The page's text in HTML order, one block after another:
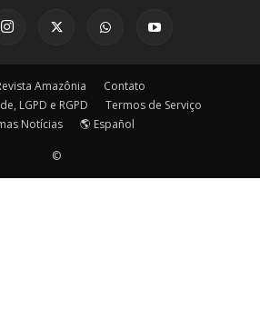
Amazônia
Contato
LGPD e RGPD
Termos de Serviço
Notícias
🌎 Español
©